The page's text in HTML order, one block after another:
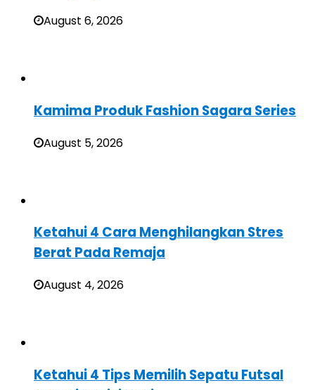
August 6, 2026
Kamima Produk Fashion Sagara Series
August 5, 2026
Ketahui 4 Cara Menghilangkan Stres
Berat Pada Remaja
August 4, 2026
Ketahui 4 Tips Memilih Sepatu Futsal